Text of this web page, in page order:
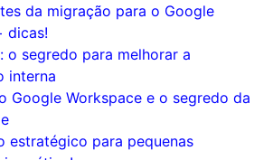
da migração para o Google
dicas!
o segredo para melhorar a
interna
Google Workspace e o segredo da
estratégico para pequenas